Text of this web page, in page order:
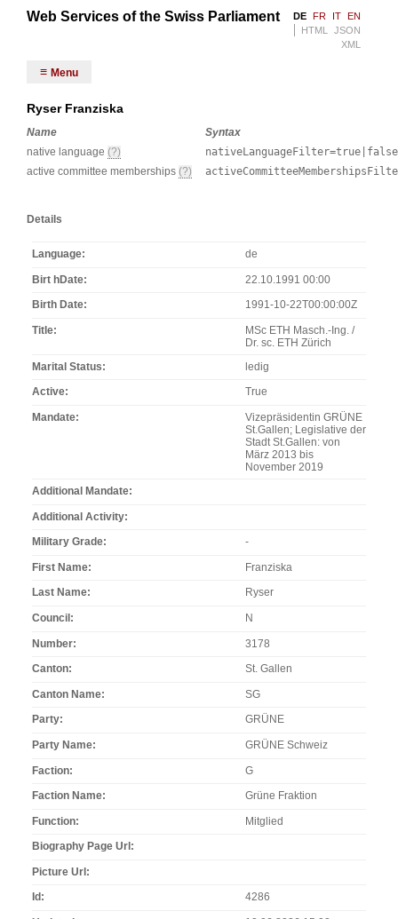
Web Services of the Swiss Parliament DE FR IT EN
HTML
JSON
XML
Menu
Ryser Franziska
Name
Syntax
native language (?)
nativeLanguageFilter=true|false
active committee memberships (?)
Details
Language de
Birt hDate 22.10.1991 00:00
Birth Date 1991-10-22T00:00:00Z
Title
MSc ETH Masch.-Ing. /
Dr. sc. ETH Zürich
Marital Status
ledig
Active True
Mandate
Vizepräsidentin GRÜNE
St.Gallen; Legislative der
Stadt St.Gallen: von
März 2013 bis
November 2019
Additional Mandate
Additional Activity
Military Grade -
First Name Franziska
Last Name Ryser
Council N
Number 3178
Canton St. Gallen
Canton Name SG
Party GRÜNE
Party Name GRÜNE Schweiz
Faction G
Faction Name Grüne Fraktion
Function Mitglied
Biography Page Url
Picture Url
Id 4286